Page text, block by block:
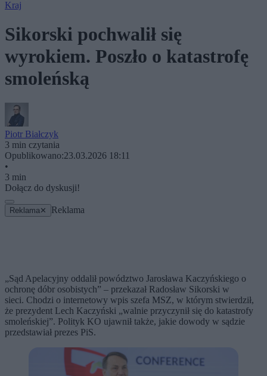
Kraj
Sikorski pochwalił się
wyrokiem. Poszło o katastrofę
smoleńską
Piotr Białczyk
3 min czytania
Opublikowano:23.03.2026 18:11
•
3 min
Dołącz do dyskusji!
Reklama ✕ Reklama
„Sąd Apelacyjny oddalił powództwo Jarosława Kaczyńskiego o
ochronę dóbr osobistych” – przekazał Radosław Sikorski w
sieci. Chodzi o internetowy wpis szefa MSZ, w którym stwierdził,
że prezydent Lech Kaczyński „walnie przyczynił się do katastrofy
smoleńskiej”. Polityk KO ujawnił także, jakie dowody w sądzie
przedstawiał prezes PiS.